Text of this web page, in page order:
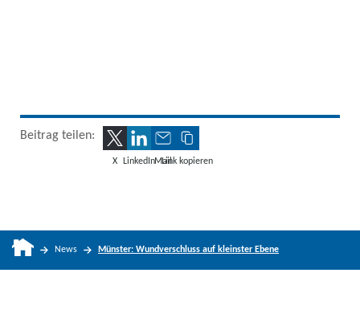
Beitrag teilen:
X LinkedInMailLink kopieren
News Münster: Wundverschluss auf kleinster Ebene